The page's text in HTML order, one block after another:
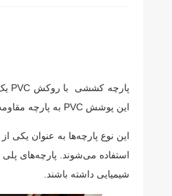
این پوشش PVC به پارچه مقاومت در برابر آب، حرارت، حرکت در برابر باد و تماس با مواد شیمیایی را می‌بخشد.
این نوع پارچه‌ها به عنوان
شیمیایی داشته باشند.